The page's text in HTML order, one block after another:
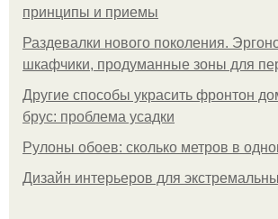
принципы и приемы
Раздевалки нового поколения.
шкафчики, продуманные зоны для
Другие способы украсить фронтон
брус: проблема усадки
Рулоны обоев: сколько метров в
Дизайн интерьеров для